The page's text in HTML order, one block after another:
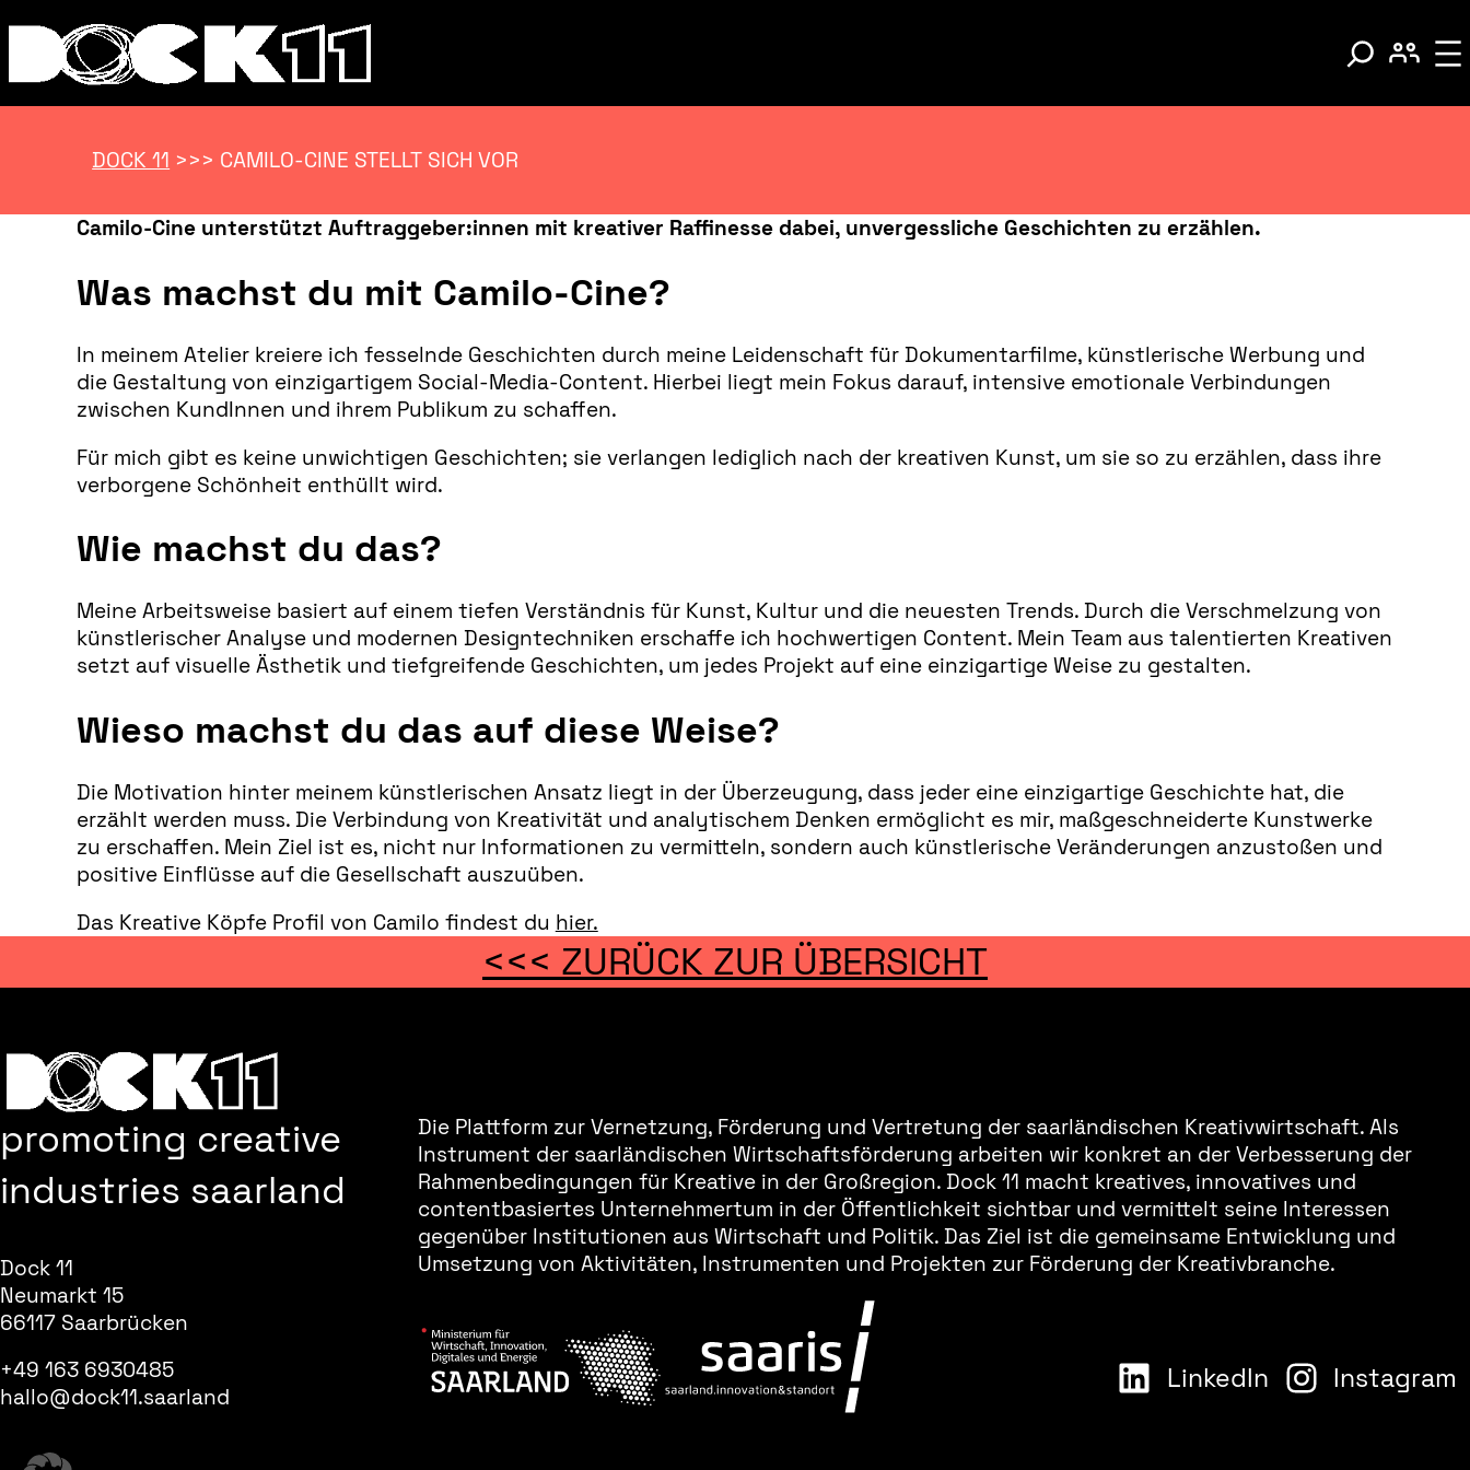
DOCK 11 >>> CAMILO-CINE STELLT SICH VOR
Camilo-Cine unterstützt Auftraggeber:innen mit kreativer Raffinesse dabei, unvergessliche Geschichten zu erzählen.
Was machst du mit Camilo-Cine?
In meinem Atelier kreiere ich fesselnde Geschichten durch meine Leidenschaft für Dokumentarfilme, künstlerische Werbung und
die Gestaltung von einzigartigem Social-Media-Content. Hierbei liegt mein Fokus darauf, intensive emotionale Verbindungen
zwischen KundInnen und ihrem Publikum zu schaffen.
Für mich gibt es keine unwichtigen Geschichten; sie verlangen lediglich nach der kreativen Kunst, um sie so zu erzählen, dass ihre
verborgene Schönheit enthüllt wird.
Wie machst du das?
Meine Arbeitsweise basiert auf einem tiefen Verständnis für Kunst, Kultur und die neuesten Trends. Durch die Verschmelzung von
künstlerischer Analyse und modernen Designtechniken erschaffe ich hochwertigen Content. Mein Team aus talentierten Kreativen
setzt auf visuelle Ästhetik und tiefgreifende Geschichten, um jedes Projekt auf eine einzigartige Weise zu gestalten.
Wieso machst du das auf diese Weise?
Die Motivation hinter meinem künstlerischen Ansatz liegt in der Überzeugung, dass jeder eine einzigartige Geschichte hat, die
erzählt werden muss. Die Verbindung von Kreativität und analytischem Denken ermöglicht es mir, maßgeschneiderte Kunstwerke
zu erschaffen. Mein Ziel ist es, nicht nur Informationen zu vermitteln, sondern auch künstlerische Veränderungen anzustoßen und
positive Einflüsse auf die Gesellschaft auszuüben.
Das Kreative Köpfe Profil von Camilo findest du hier.
<<< ZURÜCK ZUR ÜBERSICHT
promoting creative
industries saarland
Dock 11
Neumarkt 15
66117 Saarbrücken
+49 163 6930485
hallo@dock11.saarland
Die Plattform zur Vernetzung, Förderung und Vertretung der saarländischen Kreativwirtschaft. Als
Instrument der saarländischen Wirtschaftsförderung arbeiten wir konkret an der Verbesserung der
Rahmenbedingungen für Kreative in der Großregion. Dock 11 macht kreatives, innovatives und
contentbasiertes Unternehmertum in der Öffentlichkeit sichtbar und vermittelt seine Interessen
gegenüber Institutionen aus Wirtschaft und Politik. Das Ziel ist die gemeinsame Entwicklung und
Umsetzung von Aktivitäten, Instrumenten und Projekten zur Förderung der Kreativbranche.
LinkedIn Instagram